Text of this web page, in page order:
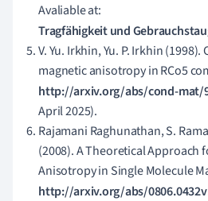
Avaliable at:
Tragfähigkeit und
V. Yu. Irkhin, Yu. P. Irkhin
magnetic anisotropy in RCo5
http://arxiv.org/abs/cond-mat/
April 2025).
Rajamani Raghunathan, S.
(2008). A Theoretical Approach
Anisotropy in Single Molecule
http://arxiv.org/abs/